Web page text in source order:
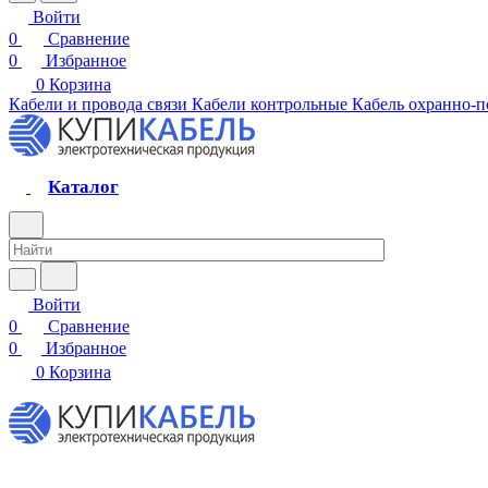
Войти
0
Сравнение
0
Избранное
0 Корзина
Кабели и провода связи Кабели контрольные Кабель охранно-
Каталог
Войти
0
Сравнение
0
Избранное
0 Корзина